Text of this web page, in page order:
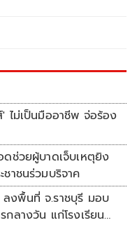
ม่เป็นมืออาชีพ จ่อร้อง
ช่วยผู้บาดเจ็บเหตุยิง
าชนร่วมบริจาค
งพื้นที่ จ.ราชบุรี มอบ
กลางวัน แก่โรงเรียน